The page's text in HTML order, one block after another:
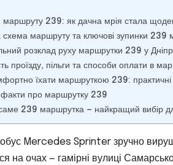
маршруту 239: як дачна мрія стала
схема маршруту та ключові зупинки 239
розклад руху маршрутки 239 у
проїзду, пільги та способи оплати в
їхати маршруткою 239: практичні
факти про маршрутку 239
239 маршрутка — найкращий вибір
Mercedes Sprinter зручно
на очах — гамірні вулиці